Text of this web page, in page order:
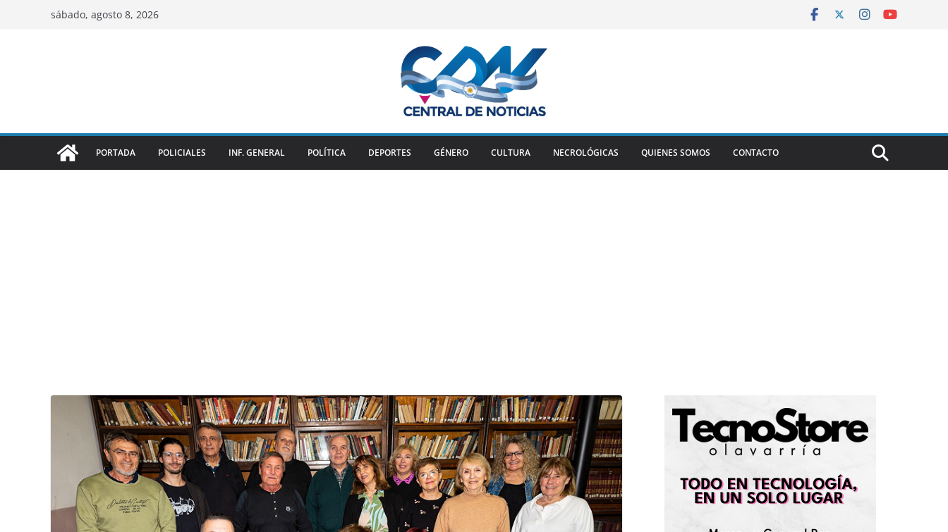
sábado, agosto 8, 2026
PORTADA POLICIALES INF. GENERAL POLÍTICA DEPORTES GÉNERO CULTURA NECROLÓGICAS QUIENES SOMOS CONTACTO